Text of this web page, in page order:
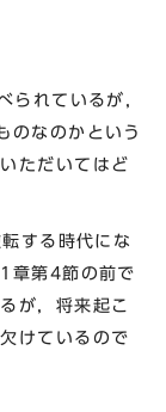
れているが，
のなのかという
ただいてはど
する時代にな
章第4節の前で
が，将来起こ
けているので